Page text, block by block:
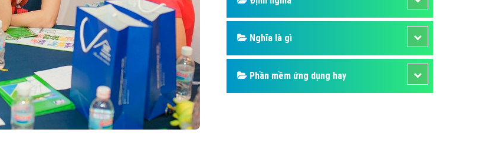
Nghĩa là gì
Phần mềm ứng dụng hay